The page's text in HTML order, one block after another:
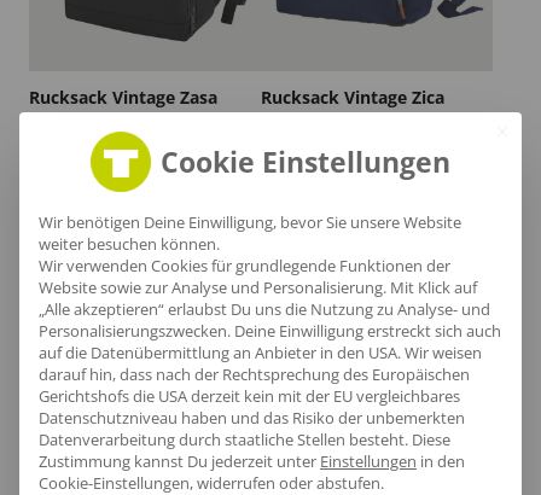
Rucksack Vintage Zasa
Rucksack Vintage Zica
Nachhaltig
Ökologische Produkte mit Bio-Zertifizierung oder mit
recycelte Materialien hergestellt.
Cookie Einstellungen
Wir benötigen Deine Einwilligung, bevor Sie unsere Website
weiter besuchen können.
Wir verwenden Cookies für grundlegende Funktionen der
Website sowie zur Analyse und Personalisierung. Mit Klick auf
„Alle akzeptieren“ erlaubst Du uns die Nutzung zu Analyse- und
Personalisierungszwecken. Deine Einwilligung erstreckt sich auch
auf die Datenübermittlung an Anbieter in den USA. Wir weisen
darauf hin, dass nach der Rechtsprechung des Europäischen
Gerichtshofs die USA derzeit kein mit der EU vergleichbares
Datenschutzniveau haben und das Risiko der unbemerkten
Datenverarbeitung durch staatliche Stellen besteht. Diese
Zustimmung kannst Du jederzeit unter Einstellungen in den
Cookie-Einstellungen, widerrufen oder abstufen.